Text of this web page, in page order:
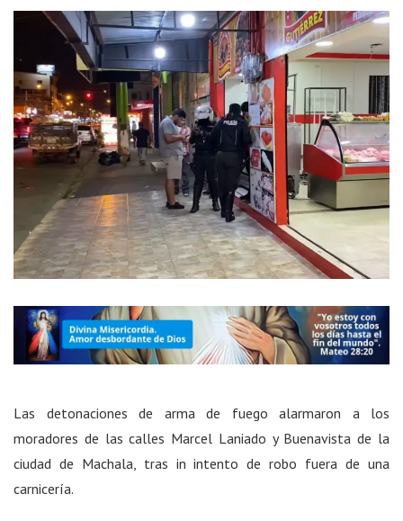
Las detonaciones de arma de fuego alarmaron a los
moradores de las calles Marcel Laniado y Buenavista de la
ciudad de Machala, tras in intento de robo fuera de una
carnicería.